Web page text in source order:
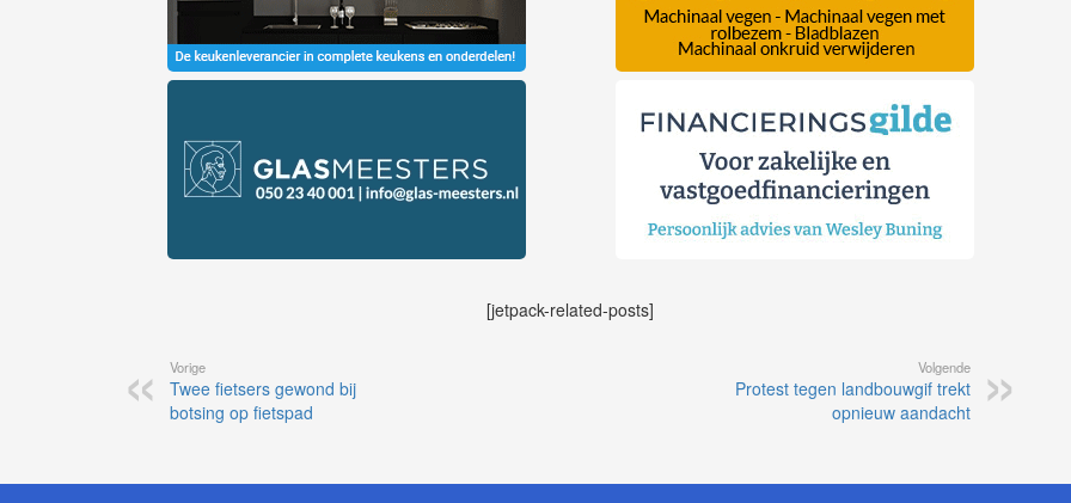
[jetpack-related-posts]
Vorige
Twee fietsers gewond bij
botsing op fietspad
Volgende
Protest tegen landbouwgif trekt
opnieuw aandacht